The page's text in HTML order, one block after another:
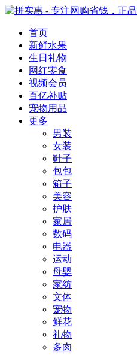
首页
新鲜水果
生日礼物
网红零食
视频会员
百亿补贴
宠物用品
更多
男装
女装
鞋子
包包
箱子
美容
护肤
家居
数码
电器
运动
母婴
家纺
文体
宠物
鲜花
礼物
多肉